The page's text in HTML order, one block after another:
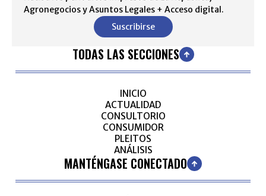
Agronegocios y Asuntos Legales + Acceso digital.
Suscribirse
TODAS LAS SECCIONES
INICIO
ACTUALIDAD
CONSULTORIO
CONSUMIDOR
PLEITOS
ANÁLISIS
MANTÉNGASE CONECTADO